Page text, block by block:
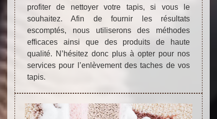
profiter de nettoyer votre tapis, si vous le
souhaitez. Afin de fournir les résultats
escomptés, nous utiliserons des méthodes
efficaces ainsi que des produits de haute
qualité. N’hésitez donc plus à opter pour nos
services pour l’enlèvement des taches de vos
tapis.